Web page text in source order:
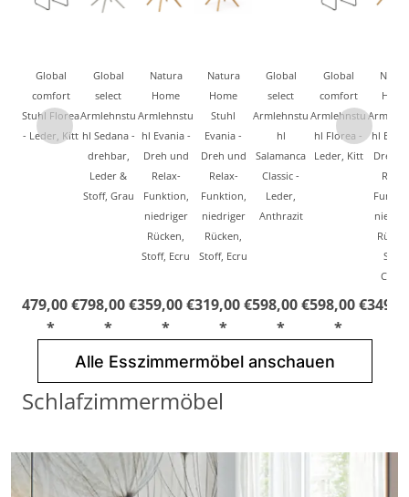
Global
comfort
Stuhl Florea
- Leder, Kitt
479,00 €
*
Global
select
Armlehnstu
hl Sedana -
drehbar,
Leder &
Stoff, Grau
798,00 €
*
Natura
Home
Armlehnstu
hl Evania -
Dreh und
Relax-
Funktion,
niedriger
Rücken,
Stoff, Ecru
359,00 €
*
Natura
Home
Stuhl
Evania -
Dreh und
Relax-
Funktion,
niedriger
Rücken,
Stoff, Ecru
319,00 €
*
Global
select
Armlehnstu
hl
Salamanca
Classic -
Leder,
Anthrazit
598,00 €
*
Global
comfort
Armlehnstu
hl Florea -
Leder, Kitt
598,00 €
*
Home
hl
Dreh
Stoff,
Alle Esszimmermöbel anschauen
Schlafzimmermöbel